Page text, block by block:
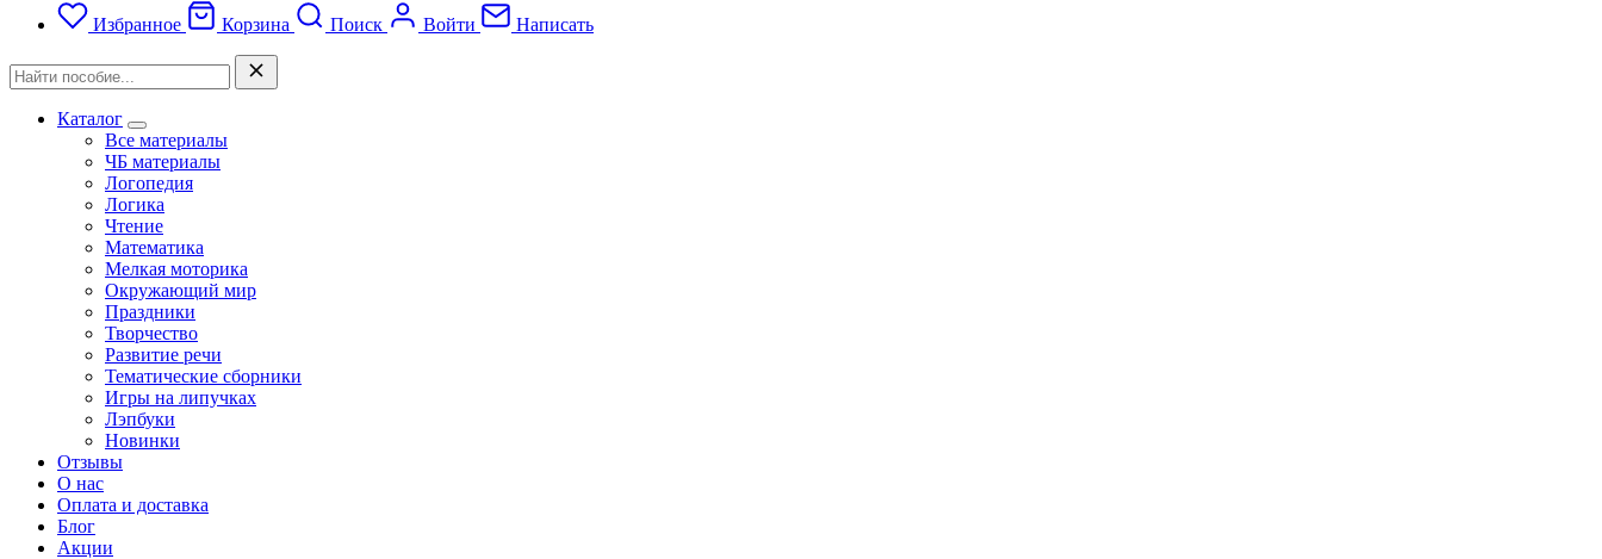
Избранное
Корзина Поиск Войти Написать
Каталог
Все материалы
ЧБ материалы
Логопедия
Логика
Чтение
Математика
Мелкая моторика
Окружающий мир
Праздники
Творчество
Развитие речи
Тематические сборники
Игры на липучках
Лэпбуки
Новинки
Отзывы
О нас
Оплата и доставка
Блог
Акции